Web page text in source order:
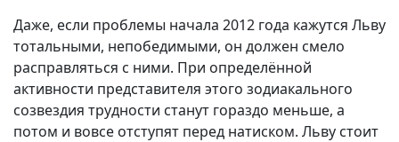
Даже, если проблемы начала 2012 года кажутся Льву
тотальными, непобедимыми, он должен смело
расправляться с ними. При определённой
активности представителя этого зодиакального
созвездия трудности станут гораздо меньше, а
потом и вовсе отступят перед натиском. Льву стоит